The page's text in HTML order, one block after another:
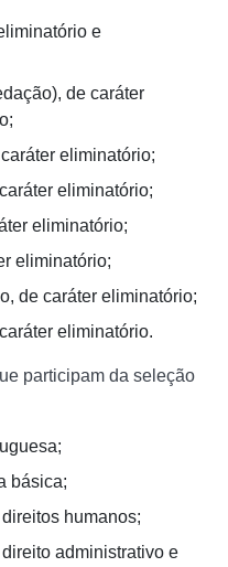
e
de caráter
eliminatório;
eliminatório;
eliminatório;
eliminatório;
de caráter eliminatório;
eliminatório.
participam da seleção
básica;
humanos;
administrativo e